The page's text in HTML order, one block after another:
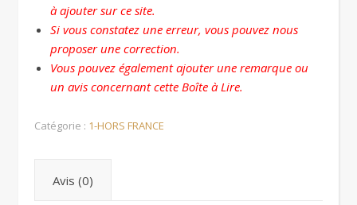
à ajouter sur ce site.
Si vous constatez une erreur, vous pouvez nous
proposer une correction.
Vous pouvez également ajouter une remarque ou
un avis concernant cette Boîte à Lire.
Catégorie : 1-HORS FRANCE
Avis (0)